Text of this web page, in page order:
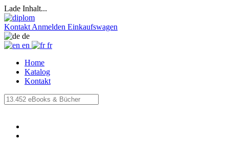
Lade Inhalt...
Kontakt Anmelden Einkaufswagen
de
en
fr
Home
Katalog
Kontakt